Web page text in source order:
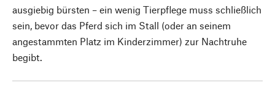
ausgiebig bürsten – ein wenig Tierpflege muss schließlich
sein, bevor das Pferd sich im Stall (oder an seinem
angestammten Platz im Kinderzimmer) zur Nachtruhe
begibt.